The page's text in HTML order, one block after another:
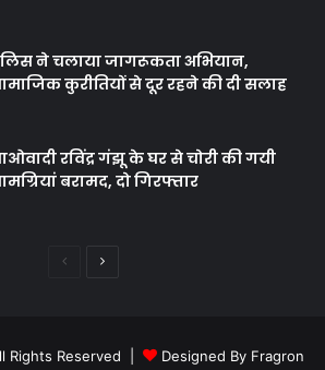
ने चलाया जागरूकता अभियान,
कुरीतियों से दूर रहने की दी सलाह
रविंद्र गंझू के घर से चोरी की गयी
बरामद, दो गिरफ्तार
PreviousNext
Rights Reserved | Designed By Fragron